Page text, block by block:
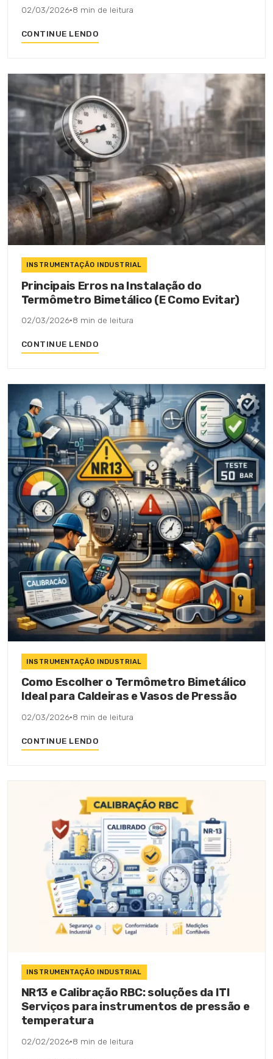
02/03/2026·8 min de leitura
CONTINUE LENDO
INSTRUMENTAÇÃO INDUSTRIAL
Principais Erros na Instalação do
Termômetro Bimetálico (E Como Evitar)
02/03/2026·8 min de leitura
CONTINUE LENDO
INSTRUMENTAÇÃO INDUSTRIAL
Como Escolher o Termômetro Bimetálico
Ideal para Caldeiras e Vasos de Pressão
02/03/2026·8 min de leitura
CONTINUE LENDO
INSTRUMENTAÇÃO INDUSTRIAL
NR13 e Calibração RBC: soluções da ITI
Serviços para instrumentos de pressão e
temperatura
02/02/2026·8 min de leitura